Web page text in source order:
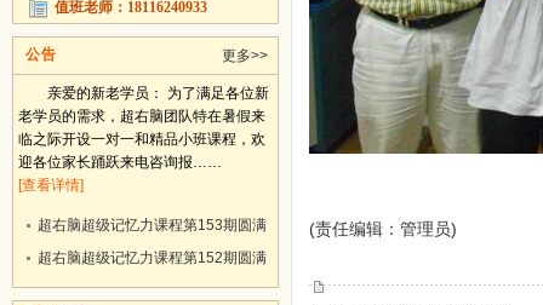
(责任编辑：管理员)
值班老师：18116240933
公告 更多>>
亲爱的新老学员： 为了满足各位新
老学员的需求，超右脑团队特在暑假来
临之际开设一对一和精品小班课程，欢
迎各位家长踊跃来电咨询报……
[查看详情]
超右脑超级记忆力课程第153期圆满
结业！
超右脑超级记忆力课程第152期圆满
结业！